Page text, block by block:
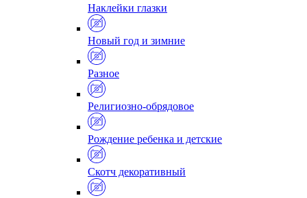
Наклейки глазки
Новый год и зимние
Разное
Религиозно-обрядовое
Рождение ребенка и детские
Скотч декоративный